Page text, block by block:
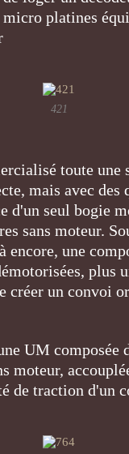
platines
421
toute une
mais avec des
d'un seul bogie
sans moteur.
encore, une
plus
créer un convoi
UM composée
moteur,
de traction d'un